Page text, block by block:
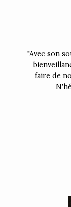
"Avec son
faire de